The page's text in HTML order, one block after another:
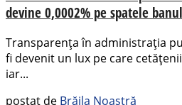
devine 0,0002% pe spatele
Transparența în administrația
fi devenit un lux pe care
iar...
postat de Brăila Noastră